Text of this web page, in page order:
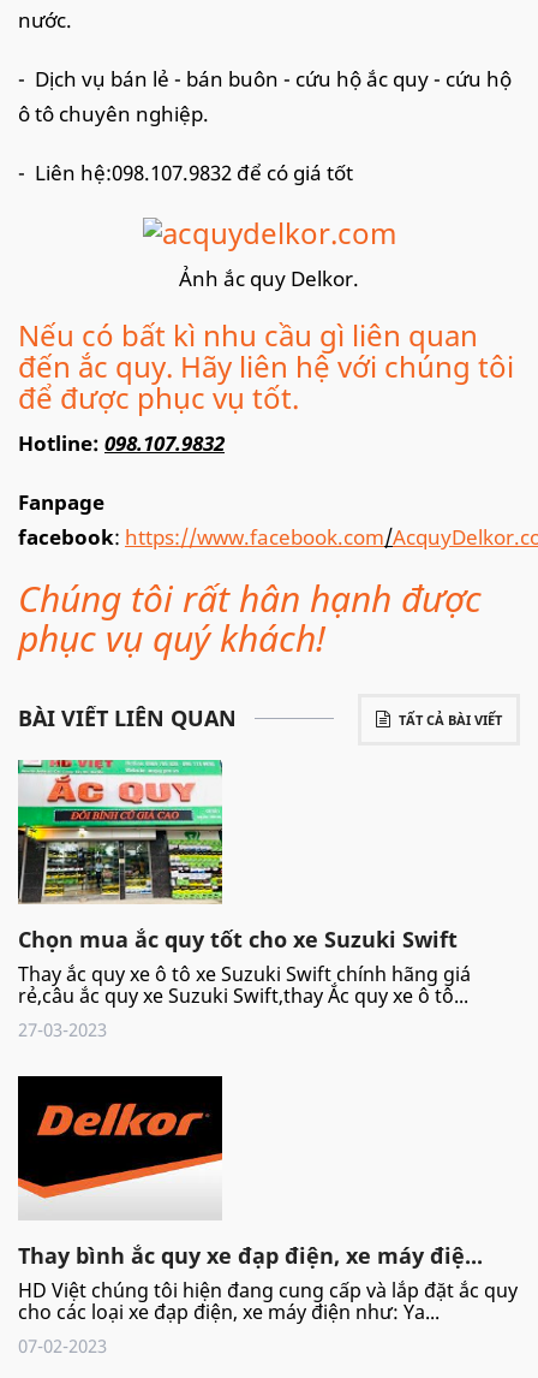
nước.
- Dịch vụ bán lẻ - bán buôn - cứu hộ ắc quy - cứu hộ
ô tô chuyên nghiệp.
- Liên hệ:098.107.9832 để có giá tốt
Ảnh ắc quy Delkor.
Nếu có bất kì nhu cầu gì liên quan
đến ắc quy. Hãy liên hệ với chúng tôi
để được phục vụ tốt.
Hotline: 098.107.9832
Fanpage
facebook: https://www.facebook.com/
Chúng tôi rất hân hạnh được
phục vụ quý khách!
TẤT CẢ BÀI VIẾT
BÀI VIẾT LIÊN QUAN
Chọn mua ắc quy tốt cho xe Suzuki Swift
Thay ắc quy xe ô tô xe Suzuki Swift chính hãng giá
rẻ,câu ắc quy xe Suzuki Swift,thay Ắc quy xe ô tô...
27-03-2023
Thay bình ắc quy xe đạp điện, xe máy điệ...
HD Việt chúng tôi hiện đang cung cấp và lắp đặt ắc quy
cho các loại xe đạp điện, xe máy điện như: Ya...
07-02-2023